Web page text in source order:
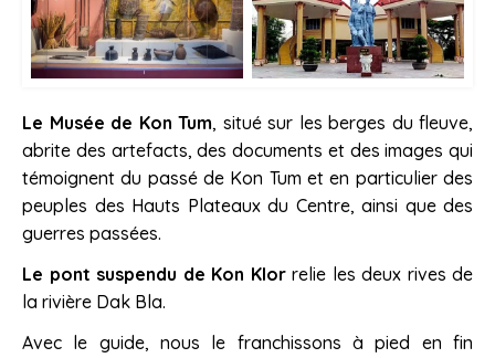
Le Musée de Kon Tum, situé sur les berges du fleuve,
abrite des artefacts, des documents et des images qui
témoignent du passé de Kon Tum et en particulier des
peuples des Hauts Plateaux du Centre, ainsi que des
guerres passées.
Le pont suspendu de Kon Klorrelie les deux rives de
la rivière Dak Bla.
Avec le guide, nous le franchissons à pied en fin